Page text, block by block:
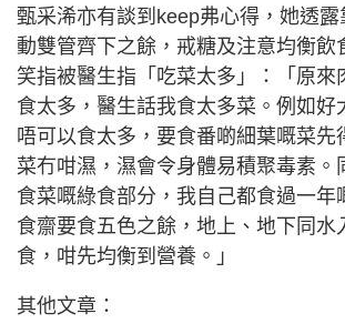
甄采浠亦有談到keep弗心得，她透
動雙管齊下之餘，戒糖及注意均衡飲
笑指被醫生指「吃菜太多」：「原來
食太多，醫生話我食太多菜。例如好
唔可以食太多，要食番啲細葉嘅菜先
菜冇咁濕，濕會令身體易積聚毒素。
食菜嘅綠食部分，我自己都食過一年
食齋要食五色之餘，地上、地下同水
食，咁先均衡到營養。」
其他文章：